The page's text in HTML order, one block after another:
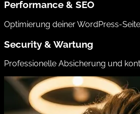
Performance & SEO
Optimierung deiner WordPress-
Security & Wartung
Professionelle Absicherung und